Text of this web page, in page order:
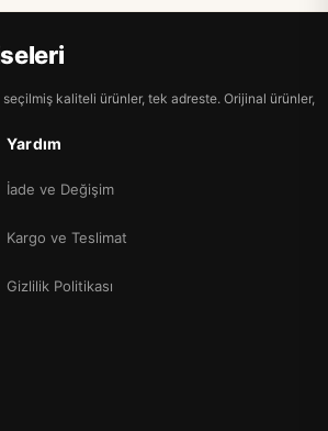
kaliteli ürünler, tek adreste. Orijinal ürünler,
Yardım
İade ve Değişim
Kargo ve Teslimat
Gizlilik Politikası